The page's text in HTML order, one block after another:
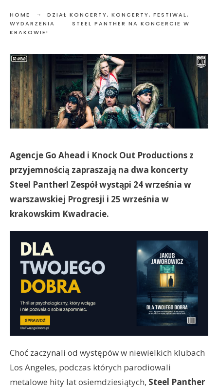
HOME DZIAŁ KONCERTY, KONCERTY, FESTIWAL,
WYDARZENIA
STEEL PANTHER NA KONCERCIE W
KRAKOWIE!
Agencje Go Ahead i Knock Out Productions z
przyjemnością zapraszają na dwa koncerty
Steel Panther! Zespół wystąpi 24 września w
warszawskiej Progresji i 25 września w
krakowskim Kwadracie.
Choć zaczynali od występów w niewielkich klubach
Los Angeles, podczas których parodiowali
metalowe hity lat osiemdziesiątych, Steel Panther